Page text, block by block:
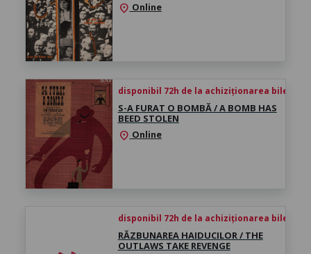
location_on Online
disponibil 72h de la achiziționarea biletului
S-A FURAT O BOMBĂ / A BOMB HAS
BEED STOLEN
location_on Online
disponibil 72h de la achiziționarea biletului
RĂZBUNAREA HAIDUCILOR / THE
OUTLAWS TAKE REVENGE